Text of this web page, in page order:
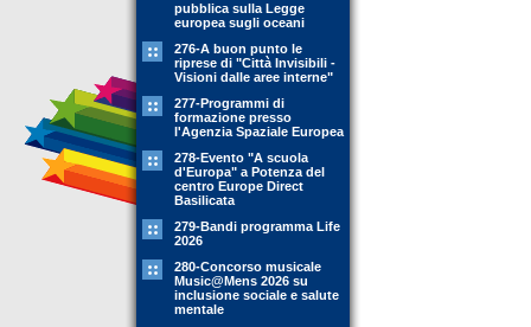
pubblica sulla Legge
europea sugli oceani
276-A buon punto le
riprese di "Città Invisibili -
Visioni dalle aree interne"
277-Programmi di
formazione presso
l'Agenzia Spaziale Europea
278-Evento "A scuola
d'Europa" a Potenza del
centro Europe Direct
Basilicata
279-Bandi programma Life
2026
280-Concorso musicale
Music@Mens 2026 su
inclusione sociale e salute
mentale